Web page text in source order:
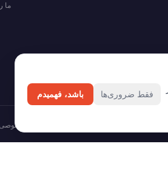
ما
حریم خصوصی
فقط ضروری‌ها باشد، فهمیدم